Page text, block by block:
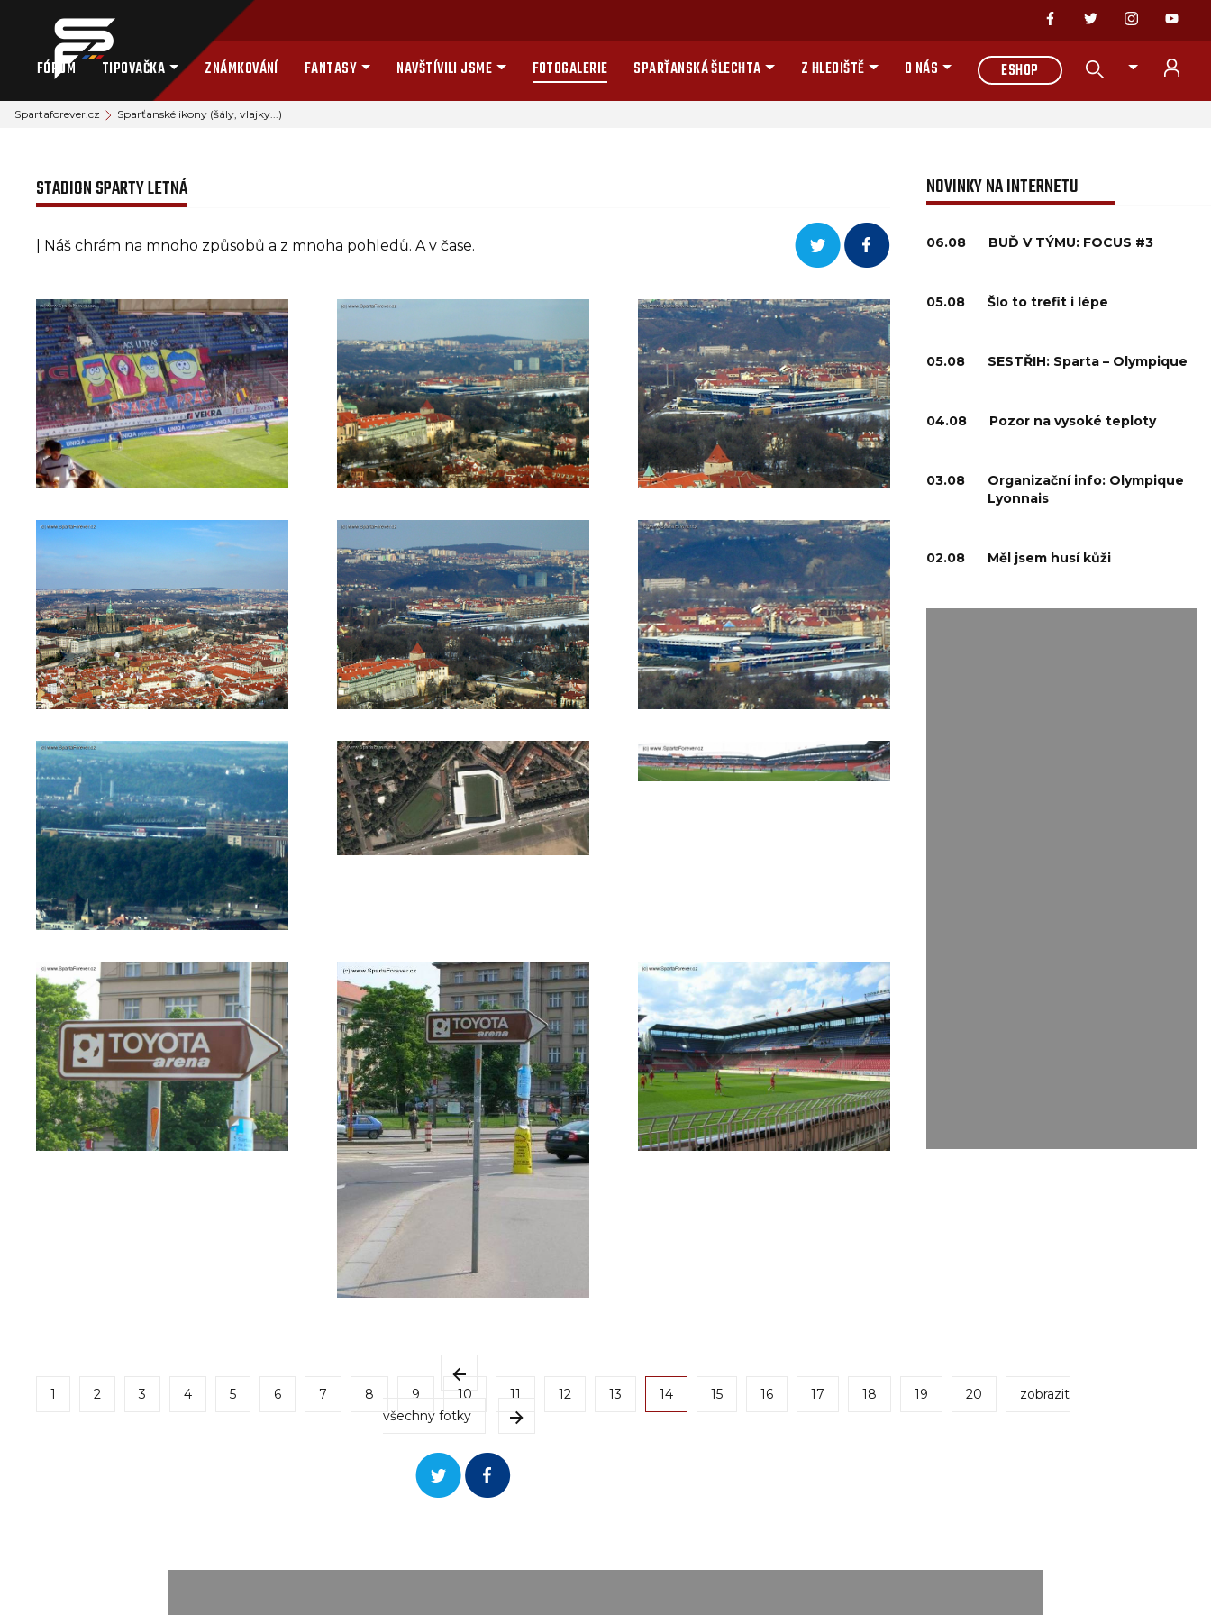
FÓRUM TIPOVAČKA ZNÁMKOVÁNÍ FANTASY NAVŠTÍVILI JSME FOTOGALERIE SPARŤANSKÁ ŠLECHTA Z HLEDIŠTĚ O NÁS ESHOP
Spartaforever.cz Sparťanské ikony (šály, vlajky...)
STADION SPARTY LETNÁ
| Náš chrám na mnoho způsobů a z mnoha pohledů. A v čase.
1 2 3 4 5 6 7 8 9 10 11 12 13 14 15 16 17 18 19 20
zobrazit
všechny fotky
NOVINKY NA INTERNETU
06.08 BUĎ V TÝMU: FOCUS #3
05.08 Šlo to trefit i lépe
05.08 SESTŘIH: Sparta – Olympique
04.08 Pozor na vysoké teploty
03.08
Organizační info: Olympique
Lyonnais
02.08 Měl jsem husí kůži